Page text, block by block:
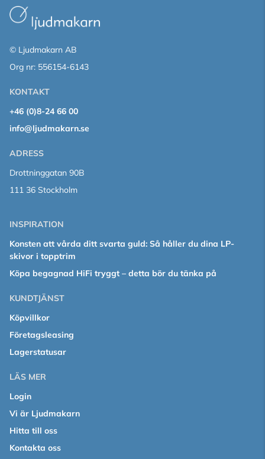
© Ljudmakarn AB
Org nr: 556154-6143
KONTAKT
+46 (0)8-24 66 00
info@ljudmakarn.se
ADRESS
Drottninggatan 90B
111 36 Stockholm
INSPIRATION
Konsten att vårda ditt svarta guld: Så håller du dina LP-
skivor i topptrim
Köpa begagnad HiFi tryggt – detta bör du tänka på
KUNDTJÄNST
Köpvillkor
Företagsleasing
Lagerstatusar
LÄS MER
Login
Vi är Ljudmakarn
Hitta till oss
Kontakta oss